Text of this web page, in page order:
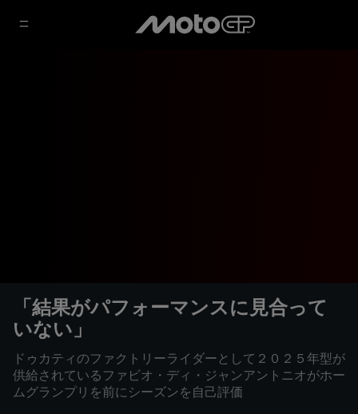
「結果がパフォーマンスに見合って
いない」
ドゥカティのファクトリーライダーとして２０２５年型が
供給されているファビオ・ディ・ジャンアントニオがホー
ムグランプリを前にシーズンを自己評価